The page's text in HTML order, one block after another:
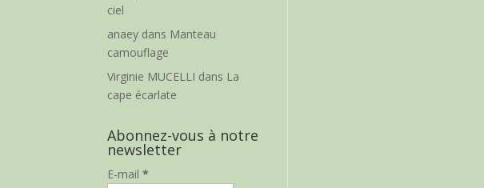
ciel
anaey dans Manteau
camouflage
Virginie MUCELLI dans La
cape écarlate
Abonnez-vous à notre
newsletter
E-mail*